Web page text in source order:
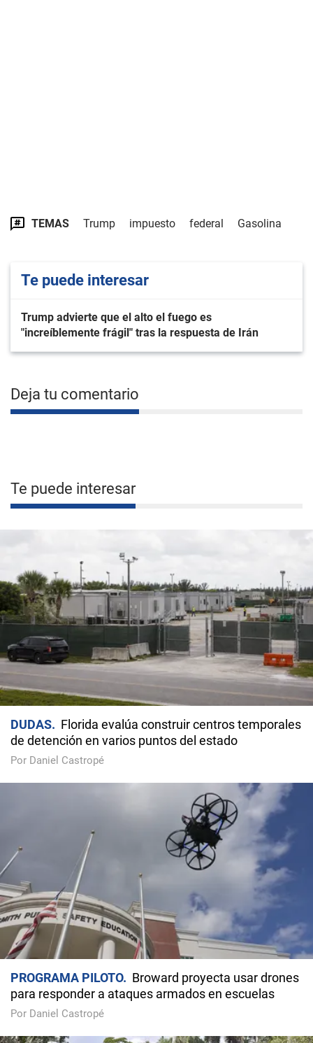
TEMAS Trump impuesto federal Gasolina
Te puede interesar
Trump advierte que el alto el fuego es
"increíblemente frágil" tras la respuesta de Irán
Deja tu comentario
Te puede interesar
DUDAS
Florida evalúa construir centros temporales
de detención en varios puntos del estado
Por Daniel Castropé
PROGRAMA PILOTO
Broward proyecta usar drones
para responder a ataques armados en escuelas
Por Daniel Castropé